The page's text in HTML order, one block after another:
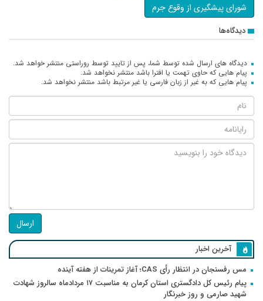
شورای پیشگیری از وقوع جرم
دیدگاه‌ها
دیدگاه های ارسال شده توسط شما، پس از تایید توسط روراستی منتشر خواهد شد.
پیام هایی که حاوی تهمت یا افترا باشد منتشر نخواهد شد.
پیام هایی که به غیر از زبان فارسی یا غیر مرتبط باشد منتشر نخواهد شد.
ارسال
آخرین اخبار
مس رفسنجان در انتظار رأی CAS؛ آغاز تمرینات از هفته آینده
پیام رئیس کل دادگستری استان کرمان به مناسبت ۱۷ مردادماه سالروز شهادت
شهید صارمی و روز خبرنگار